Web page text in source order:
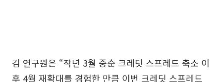
김 연구원은 “작년 3월 중순 크레딧 스프레드 축소 이
후 4월 재확대를 경험한 만큼 이번 크레딧 스프레드